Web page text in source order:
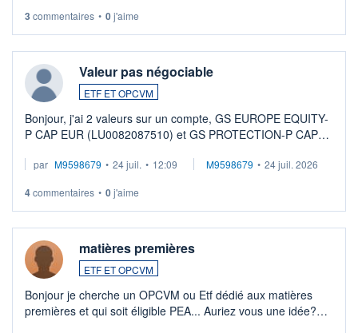
3 commentaires • 0j'aime
Valeur pas négociable
ETF ET OPCVM
Bonjour, j'ai 2 valeurs sur un compte, GS EUROPE EQUITY-
P CAP EUR (LU0082087510) et GS PROTECTION-P CAP
veux procéder à la vente, on me signale ...
par M9598679 • 24 juil. • 12:09 M9598679 • 24 juil. 2026
4commentaires • 0j'aime
matières premières
ETF ET OPCVM
Bonjour je cherche un OPCVM ou Etf dédié aux matières
premières et qui soit éligible PEA... Auriez vous une idée?